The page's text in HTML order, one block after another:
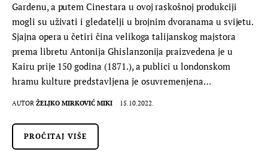
Gardenu, a putem Cinestara u ovoj raskošnoj produkciji
mogli su uživati i gledatelji u brojnim dvoranama u svijetu.
Sjajna opera u četiri čina velikoga talijanskog majstora
prema libretu Antonija Ghislanzonija praizvedena je u
Kairu prije 150 godina (1871.), a publici u londonskom
hramu kulture predstavljena je osuvremenjena…
AUTOR ŽELJKO MIRKOVIĆ MIKI 15.10.2022.
PROČITAJ VIŠE